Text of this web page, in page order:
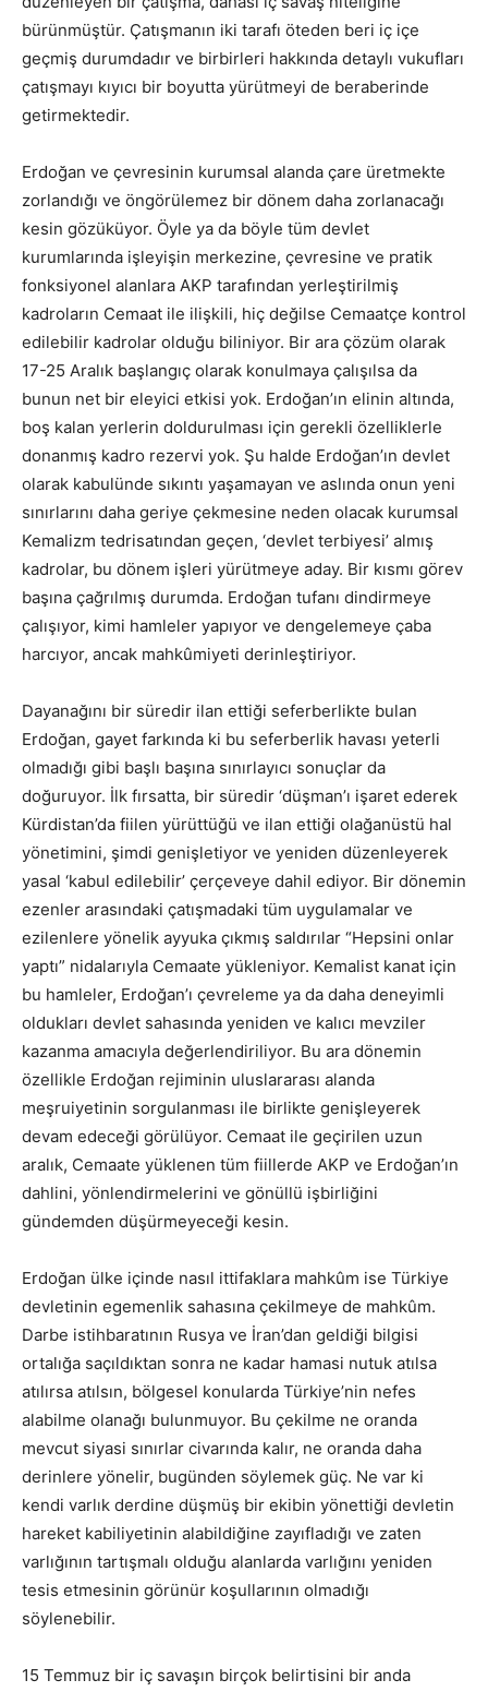
bürünmüştür. Çatışmanın iki tarafı öteden beri iç içe
geçmiş durumdadır ve birbirleri hakkında detaylı vukufları
çatışmayı kıyıcı bir boyutta yürütmeyi de beraberinde
getirmektedir.
Erdoğan ve çevresinin kurumsal alanda çare üretmekte
zorlandığı ve öngörülemez bir dönem daha zorlanacağı
kesin gözüküyor. Öyle ya da böyle tüm devlet
kurumlarında işleyişin merkezine, çevresine ve pratik
fonksiyonel alanlara AKP tarafından yerleştirilmiş
kadroların Cemaat ile ilişkili, hiç değilse Cemaatçe kontrol
edilebilir kadrolar olduğu biliniyor. Bir ara çözüm olarak
17-25 Aralık başlangıç olarak konulmaya çalışılsa da
bunun net bir eleyici etkisi yok. Erdoğan’ın elinin altında,
boş kalan yerlerin doldurulması için gerekli özelliklerle
donanmış kadro rezervi yok. Şu halde Erdoğan’ın devlet
olarak kabulünde sıkıntı yaşamayan ve aslında onun yeni
sınırlarını daha geriye çekmesine neden olacak kurumsal
Kemalizm tedrisatından geçen, ‘devlet terbiyesi’ almış
kadrolar, bu dönem işleri yürütmeye aday. Bir kısmı görev
başına çağrılmış durumda. Erdoğan tufanı dindirmeye
çalışıyor, kimi hamleler yapıyor ve dengelemeye çaba
harcıyor, ancak mahkûmiyeti derinleştiriyor.
Dayanağını bir süredir ilan ettiği seferberlikte bulan
Erdoğan, gayet farkında ki bu seferberlik havası yeterli
olmadığı gibi başlı başına sınırlayıcı sonuçlar da
doğuruyor. İlk fırsatta, bir süredir ‘düşman’ı işaret ederek
Kürdistan’da fiilen yürüttüğü ve ilan ettiği olağanüstü hal
yönetimini, şimdi genişletiyor ve yeniden düzenleyerek
yasal ‘kabul edilebilir’ çerçeveye dahil ediyor. Bir dönemin
ezenler arasındaki çatışmadaki tüm uygulamalar ve
ezilenlere yönelik ayyuka çıkmış saldırılar “Hepsini onlar
yaptı” nidalarıyla Cemaate yükleniyor. Kemalist kanat için
bu hamleler, Erdoğan’ı çevreleme ya da daha deneyimli
oldukları devlet sahasında yeniden ve kalıcı mevziler
kazanma amacıyla değerlendiriliyor. Bu ara dönemin
özellikle Erdoğan rejiminin uluslararası alanda
meşruiyetinin sorgulanması ile birlikte genişleyerek
devam edeceği görülüyor. Cemaat ile geçirilen uzun
aralık, Cemaate yüklenen tüm fiillerde AKP ve Erdoğan’ın
dahlini, yönlendirmelerini ve gönüllü işbirliğini
gündemden düşürmeyeceği kesin.
Erdoğan ülke içinde nasıl ittifaklara mahkûm ise Türkiye
devletinin egemenlik sahasına çekilmeye de mahkûm.
Darbe istihbaratının Rusya ve İran’dan geldiği bilgisi
ortalığa saçıldıktan sonra ne kadar hamasi nutuk atılsa
atılırsa atılsın, bölgesel konularda Türkiye’nin nefes
alabilme olanağı bulunmuyor. Bu çekilme ne oranda
mevcut siyasi sınırlar civarında kalır, ne oranda daha
derinlere yönelir, bugünden söylemek güç. Ne var ki
kendi varlık derdine düşmüş bir ekibin yönettiği devletin
hareket kabiliyetinin alabildiğine zayıfladığı ve zaten
varlığının tartışmalı olduğu alanlarda varlığını yeniden
tesis etmesinin görünür koşullarının olmadığı
söylenebilir.
15 Temmuz bir iç savaşın birçok belirtisini bir anda